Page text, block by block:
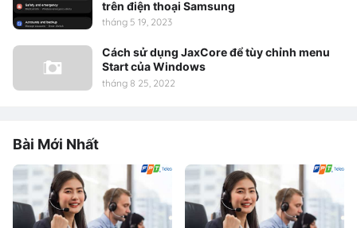
trên điện thoại Samsung
tháng 5 19, 2023
Cách sử dụng JaxCore để tùy chỉnh menu
Start của Windows
tháng 8 25, 2022
Bài Mới Nhất